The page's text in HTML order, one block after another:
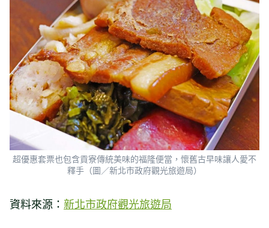
超優惠套票也包含貢寮傳統美味的福隆便當，懷舊古早味讓人愛不
釋手（圖／新北市政府觀光旅遊局）
資料來源： 新北市政府觀光旅遊局